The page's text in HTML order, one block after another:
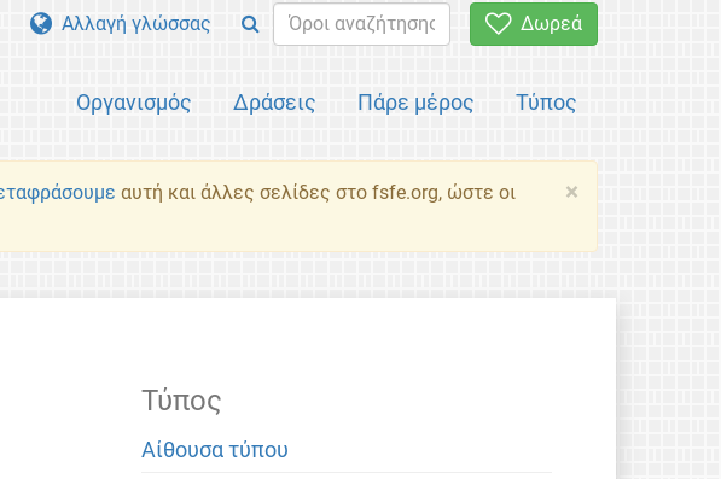
Δωρεά
Οργανισμός Δράσεις Πάρε μέρος Τύπος
Αλλαγή γλώσσας
×
αυτή και άλλες σελίδες στο fsfe.org, ώστε οι
Τύπος
Αίθουσα τύπου